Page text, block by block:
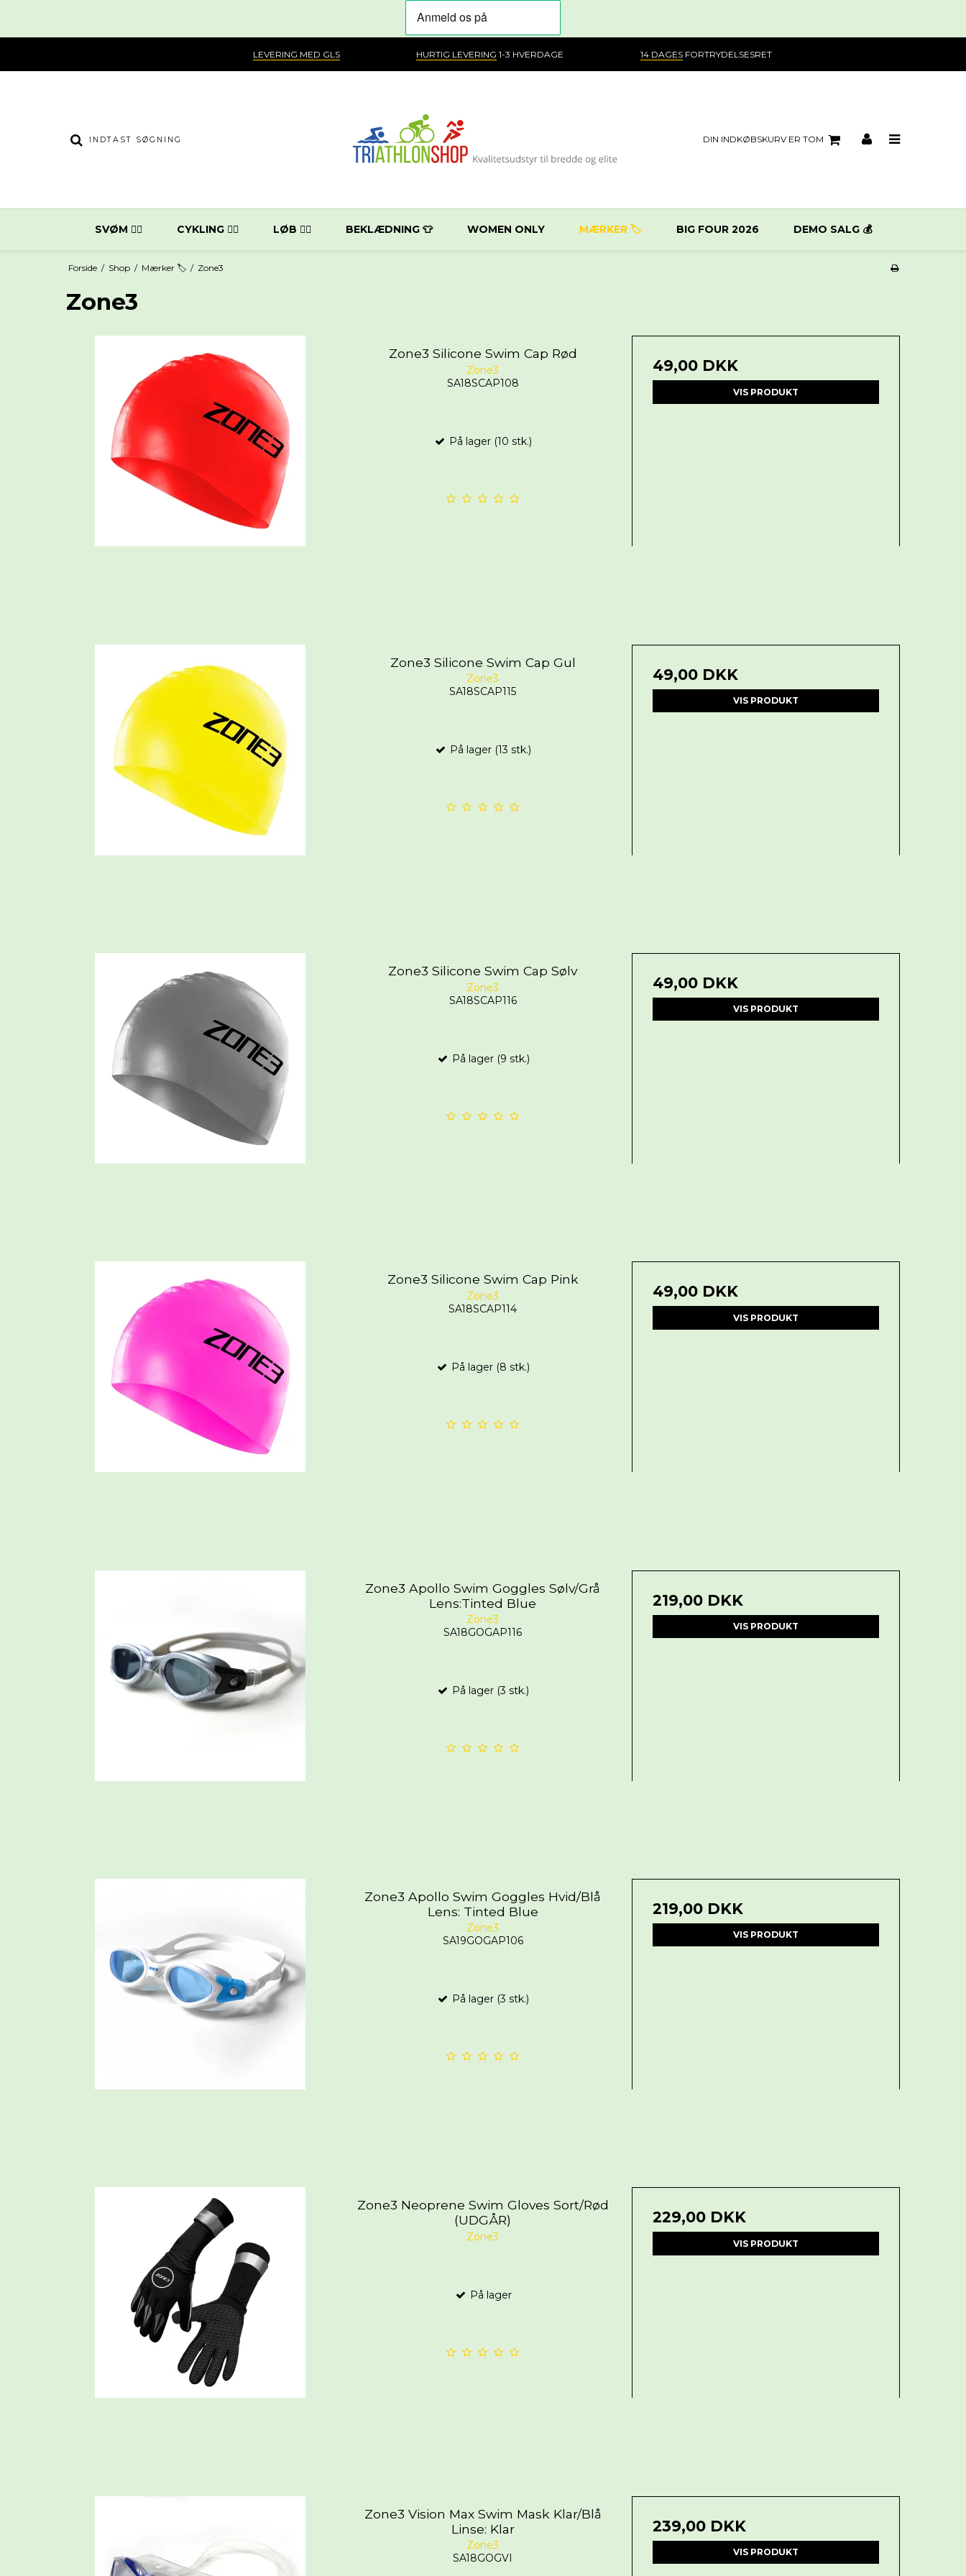
LEVERING MED GLS HURTIG LEVERING 1-3 HVERDAGE 14 DAGESFORTRYDELSESRET
DIN INDKØBSKURV ER TOM
SVØM 🏊‍♀️ CYKLING 🚴‍♂️ LØB 🏃‍♂️ BEKLÆDNING 👕 WOMEN ONLY MÆRKER 🏷️ BIG FOUR 2026 DEMO SALG 💰
Forside / Shop / Mærker 🏷️ / Zone3
Zone3
Zone3 Silicone Swim Cap Rød
Zone3
SA18SCAP108
På lager (10 stk.)
49,00 DKK
VIS PRODUKT
Zone3 Silicone Swim Cap Gul
Zone3
SA18SCAP115
På lager (13 stk.)
49,00 DKK
VIS PRODUKT
Zone3 Silicone Swim Cap Sølv
Zone3
SA18SCAP116
På lager (9 stk.)
49,00 DKK
VIS PRODUKT
Zone3 Silicone Swim Cap Pink
Zone3
SA18SCAP114
På lager (8 stk.)
49,00 DKK
VIS PRODUKT
Zone3 Apollo Swim Goggles Sølv/Grå
Lens:Tinted Blue
Zone3
SA18GOGAP116
På lager (3 stk.)
219,00 DKK
VIS PRODUKT
Zone3 Apollo Swim Goggles Hvid/Blå
Lens: Tinted Blue
Zone3
SA19GOGAP106
På lager (3 stk.)
219,00 DKK
VIS PRODUKT
Zone3 Neoprene Swim Gloves Sort/Rød
(UDGÅR)
Zone3
På lager
229,00 DKK
VIS PRODUKT
Zone3 Vision Max Swim Mask Klar/Blå
Linse: Klar
Zone3
SA18GOGVI
239,00 DKK
VIS PRODUKT